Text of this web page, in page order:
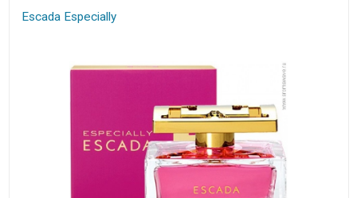
Escada Especially